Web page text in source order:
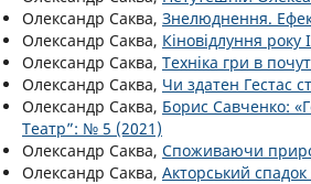
Олександр Саква, Знелюднення.
Олександр Саква, Кіновідлуння року
Олександр Саква, Техніка гри в
Олександр Саква, Чи здатен Гестас
Олександр Саква, Борис Савченко:
Театр”: № 5 (2021)
Олександр Саква, Споживаючи
Олександр Саква, Акторський